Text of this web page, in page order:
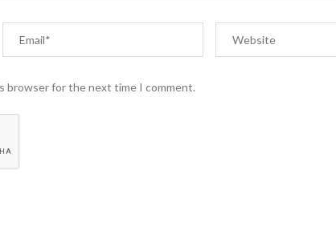
browser for the next time I comment.